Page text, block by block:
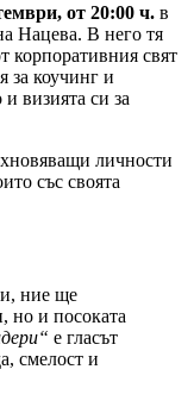
от 20:00 ч. в
Нацева. В него тя
корпоративния свят
за коучинг и
визията си за
личности
със своята
ние ще
но и посоката
е гласът
смелост и